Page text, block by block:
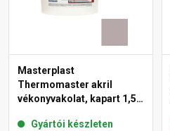
Masterplast
Thermomaster akril
vékonyvakolat, kapart 1,5
Gyártói készleten